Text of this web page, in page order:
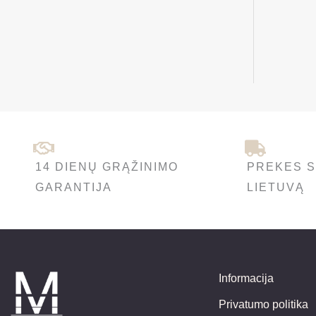
14 DIENŲ GRĄŽINIMO
GARANTIJA
PREKES
LIETUVĄ
Informacija
Privatumo politika